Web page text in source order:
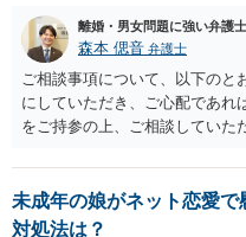
減額を進めるうえでの交渉材
婚しないことは、交渉材料には
ださい。 また、相手夫婦の
相手女性が結婚しているとは知
が、 ケースバイケースですの
できるかはよくお考え下さ
る旨の交渉をすることが妥当
公序良俗に反するような金額で
が、 ２００万円でも、５０
離婚・男女問題に強い弁護士
森本 偲音 弁護士
ご相談事項について、以下の
にしていただき、ご心配であれ
をご持参の上、ご相談していた
される可能性はあるのか
やり取り等の経緯、誓約書の内
の 金銭であったと評価される
未成年の娘がネット恋愛
対処法は？